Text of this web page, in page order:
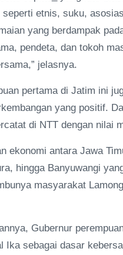
etnis, suku,
yang berdampak
pendeta, dan tokoh
jelasnya.
pertama di Jatim ini
yang positif.
di NTT dengan nilai
ekonomi antara Jawa
hingga Banyuwangi
masyarakat
Gubernur
Ika sebagai dasar